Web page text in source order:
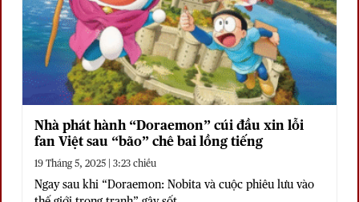
Nhà phát hành “Doraemon” cúi đầu xin lỗi
fan Việt sau “bão” chê bai lồng tiếng
19 Tháng 5, 2025 | 3:23 chiều
Ngay sau khi “Doraemon: Nobita và cuộc phiêu lưu vào